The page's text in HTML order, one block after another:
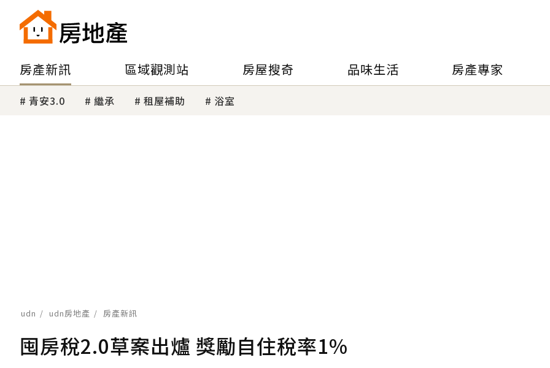
房產新訊 區域觀測站 房屋搜奇 品味生活 房產專家
青安3.0 繼承 租屋補助 浴室
udn udn房地產 房產新訊
囤房稅2.0草案出爐 獎勵自住稅率1%